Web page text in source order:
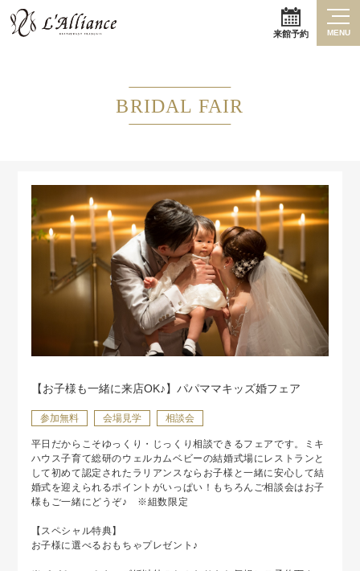
来館予約 MENU
BRIDAL FAIR
【お子様も一緒に来店OK♪】パパママキッズ婚フェア
参加無料 会場見学 相談会
平日だからこそゆっくり・じっくり相談できるフェアです。ミキ
ハウス子育て総研のウェルカムベビーの結婚式場にレストランと
して初めて認定されたラリアンスならお子様と一緒に安心して結
婚式を迎えられるポイントがいっぱい！もちろんご相談会はお子
様もご一緒にどうぞ♪ ※組数限定
【スペシャル特典】
お子様に選べるおもちゃプレゼント♪